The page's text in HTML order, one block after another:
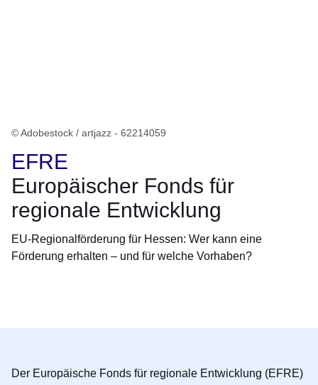
© Adobestock / artjazz - 62214059
EFRE
Europäischer Fonds für
regionale Entwicklung
EU-Regionalförderung für Hessen: Wer kann eine
Förderung erhalten – und für welche Vorhaben?
Der Europäische Fonds für regionale Entwicklung (EFRE)